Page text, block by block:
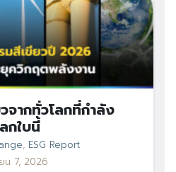
จากทั่วโลกที่กำลัง
กใบนี้
, ESG Report
น 7, 2026